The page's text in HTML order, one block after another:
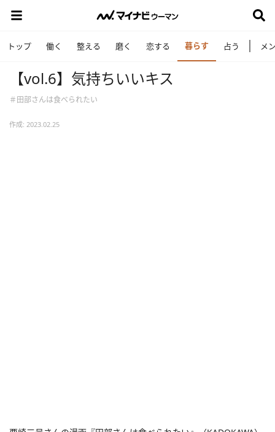
トップ 働く 整える 磨く 恋する 暮らす 占う メ
【vol.6】気持ちいいキス
＃田部さんは食べられたい
作成: 2023.02.25